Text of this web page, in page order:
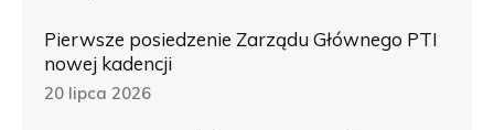
Pierwsze posiedzenie Zarządu Głównego PTI
nowej kadencji
20 lipca 2026